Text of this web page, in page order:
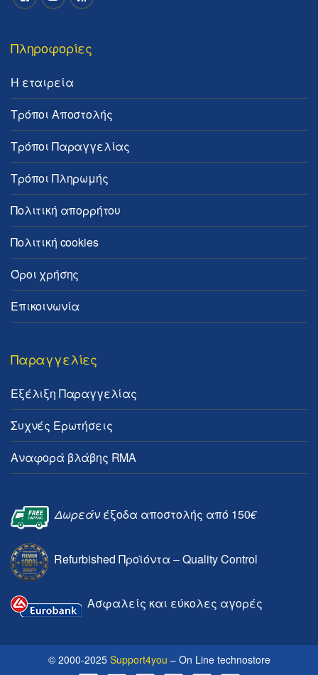
Πληροφορίες
Η εταιρεία
Τρόποι Αποστολής
Τρόποι Παραγγελίας
Τρόποι Πληρωμής
Πολιτική απορρήτου
Πολιτική cookies
Όροι χρήσης
Επικοινωνία
Παραγγελίες
Εξέλιξη Παραγγελίας
Συχνές Ερωτήσεις
Αναφορά βλάβης RMA
Δωρεάνέξοδα αποστολής από 150€
Refurbished Προϊόντα – Quality Control
Ασφαλείς και εύκολες αγορές
© 2000-2025 Support4you – On Line technostore